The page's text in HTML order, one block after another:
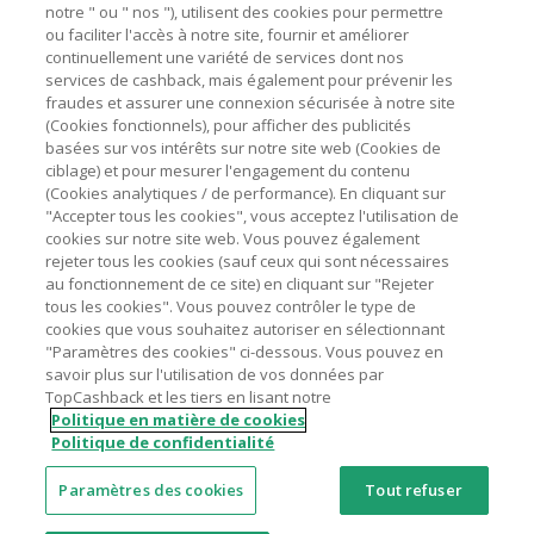
Astuces pour économiser
A propos de
Contactez-nous
Mentions légales
Nos sites UK US CN JP DE AU
notre " ou " nos "), utilisent des cookies pour permettre
ou faciliter l'accès à notre site, fournir et améliorer
continuellement une variété de services dont nos
services de cashback, mais également pour prévenir les
fraudes et assurer une connexion sécurisée à notre site
(Cookies fonctionnels), pour afficher des publicités
basées sur vos intérêts sur notre site web (Cookies de
ciblage) et pour mesurer l'engagement du contenu
(Cookies analytiques / de performance). En cliquant sur
"Accepter tous les cookies", vous acceptez l'utilisation de
cookies sur notre site web. Vous pouvez également
rejeter tous les cookies (sauf ceux qui sont nécessaires
au fonctionnement de ce site) en cliquant sur "Rejeter
tous les cookies". Vous pouvez contrôler le type de
cookies que vous souhaitez autoriser en sélectionnant
"Paramètres des cookies" ci-dessous. Vous pouvez en
savoir plus sur l'utilisation de vos données par
TopCashback et les tiers en lisant notre
Politique en matière de cookies
Politique de confidentialité
Paramètres des cookies Tout refuser